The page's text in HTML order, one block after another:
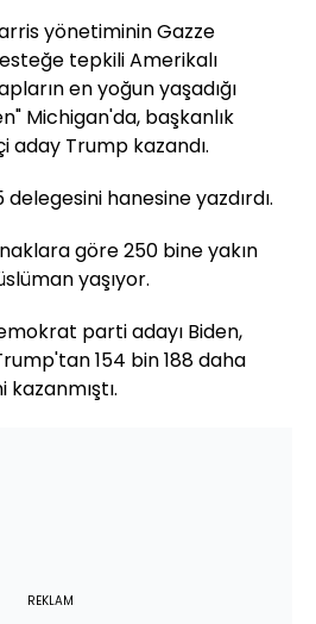
yönetiminin Gazze
tepkili Amerikalı
en yoğun yaşadığı
Michigan'da, başkanlık
aday Trump kazandı.
delegesini hanesine yazdırdı.
göre 250 bine yakın
yaşıyor.
parti adayı Biden,
154 bin 188 daha
REKLAM